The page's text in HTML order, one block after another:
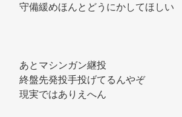
守備緩めほんとどうにかしてほしい
あとマシンガン継投
終盤先発投手投げてるんやぞ
現実ではありえへん